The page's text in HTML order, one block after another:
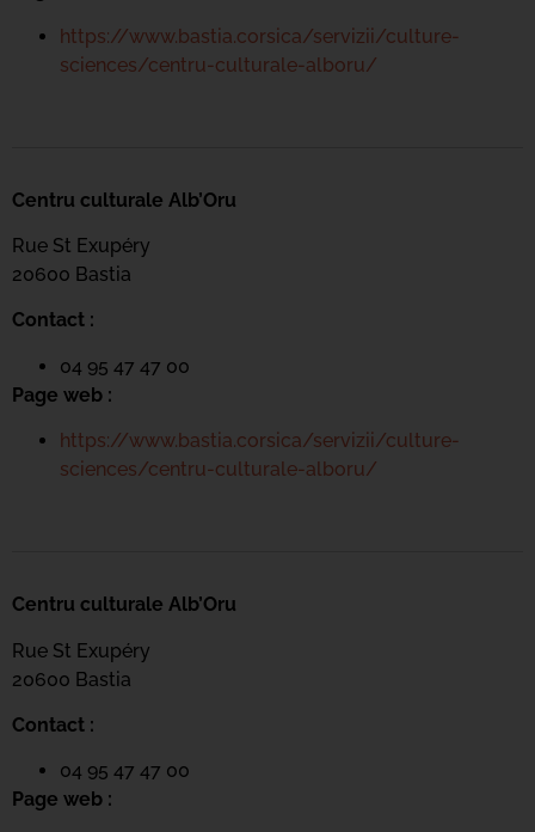
https://www.bastia.corsica/servizii/culture-
sciences/centru-culturale-alboru/
Centru culturale Alb’Oru
Rue St Exupéry
20600 Bastia
Contact :
04 95 47 47 00
Page web :
https://www.bastia.corsica/servizii/culture-
sciences/centru-culturale-alboru/
Centru culturale Alb’Oru
Rue St Exupéry
20600 Bastia
Contact :
04 95 47 47 00
Page web :